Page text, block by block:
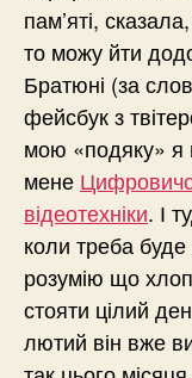
пам’яті,
то можу йти
Братюні (за
фейсбук з
мою «подяку»
мене
відеотехніки. І
коли треба
розумію що
стояти цілий
лютий він вже